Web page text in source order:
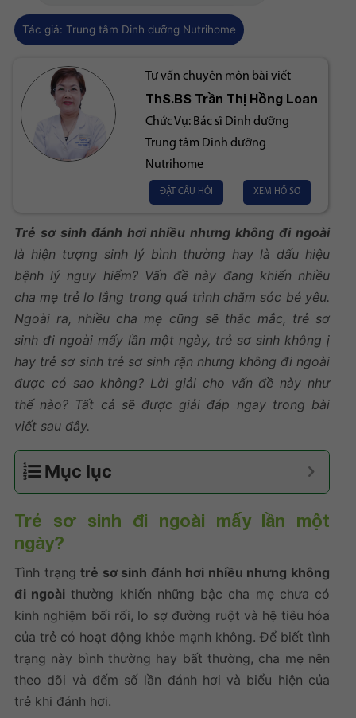
Tác giả: Trung tâm Dinh dưỡng Nutrihome
Tư vấn chuyên môn bài viết
ThS.BSTrần Thị Hồng Loan
Chức Vụ: Bác sĩ Dinh dưỡng
Trung tâm Dinh dưỡng
Nutrihome
ĐẶT CÂU HỎI XEM HỒ SƠ
Trẻ sơ sinh đánh hơi nhiều nhưng không đi ngoài
là hiện tượng sinh lý bình thường hay là dấu hiệu
bệnh lý nguy hiểm? Vấn đề này đang khiến nhiều
cha mẹ trẻ lo lắng trong quá trình chăm sóc bé yêu.
Ngoài ra, nhiều cha mẹ cũng sẽ thắc mắc, trẻ sơ
sinh đi ngoài mấy lần một ngày, trẻ sơ sinh không ị
hay trẻ sơ sinh trẻ sơ sinh rặn nhưng không đi ngoài
được có sao không? Lời giải cho vấn đề này như
thế nào? Tất cả sẽ được giải đáp ngay trong bài
viết sau đây.
Mục lục
Trẻ sơ sinh đi ngoài mấy lần một
ngày?
Tình trạngtrẻ sơ sinh đánh hơi nhiều nhưng không
đi ngoài thường khiến những bậc cha mẹ chưa có
kinh nghiệm bối rối, lo sợ đường ruột và hệ tiêu hóa
của trẻ có hoạt động khỏe mạnh không. Để biết tình
trạng này bình thường hay bất thường, cha mẹ nên
theo dõi và đếm số lần đánh hơi và biểu hiện của
trẻ khi đánh hơi.